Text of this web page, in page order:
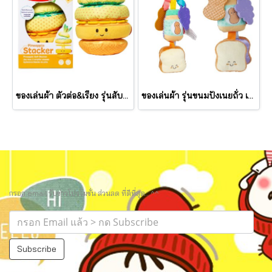
ของเล่นผ้า ตัวต่อ&เรียง รุ่นสับปะรด เขย่ามีเสียง Pineapple Stacker รุ่น 30743 ยี่ห้อ Melissa & Doug ของเล่นผ้า รุ่นขนมปังเนยถั่ว เขย่ามีเสียง PB&J Take Along Toy รุ่น 30742 ยี่ห้อ Melissa & Doug
กรอก email รับข่าวโปรโมชั่น ส่วนลด ที่ดีที่สุด.. ^^
Subscribe